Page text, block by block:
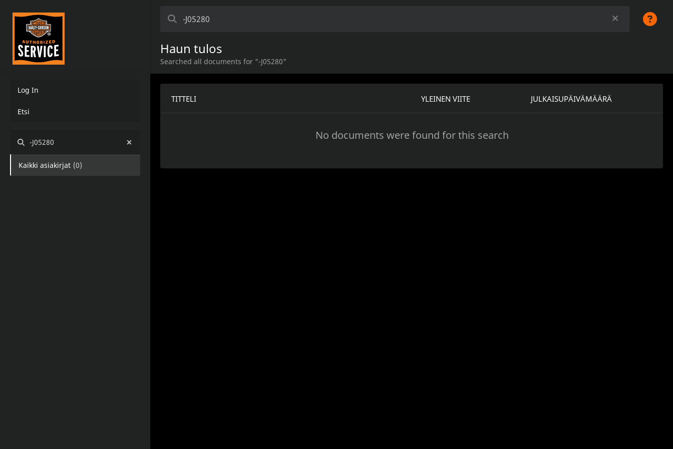
Log In
Etsi
-J05280
Kaikki asiakirjat (0)
Haun tulos
Searched all documents for "-J05280"
TITTELI YLEINEN VIITE JULKAISUPÄIVÄMÄÄRÄ
No documents were found for this search